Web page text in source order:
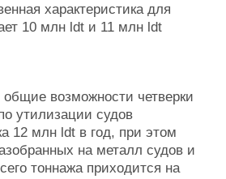
характеристика для
10 млн ldt и 11 млн ldt
возможности четверки
утилизации судов
12 млн ldt в год, при этом
на металл судов и
тоннажа приходится на